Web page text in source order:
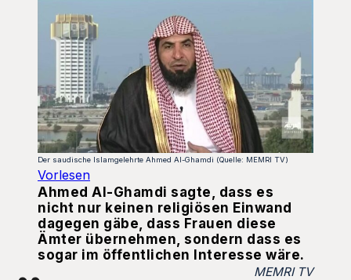
Der saudische Islamgelehrte Ahmed Al-Ghamdi (Quelle: MEMRI TV)
Vorlesen
Ahmed Al-Ghamdi sagte, dass es
nicht nur keinen religiösen Einwand
dagegen gäbe, dass Frauen diese
Ämter übernehmen, sondern dass es
sogar im öffentlichen Interesse wäre.
MEMRI TV